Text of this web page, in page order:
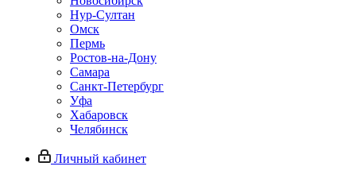
Нур-Султан
Омск
Пермь
Ростов-на-Дону
Самара
Санкт-Петербург
Уфа
Хабаровск
Челябинск
Личный кабинет